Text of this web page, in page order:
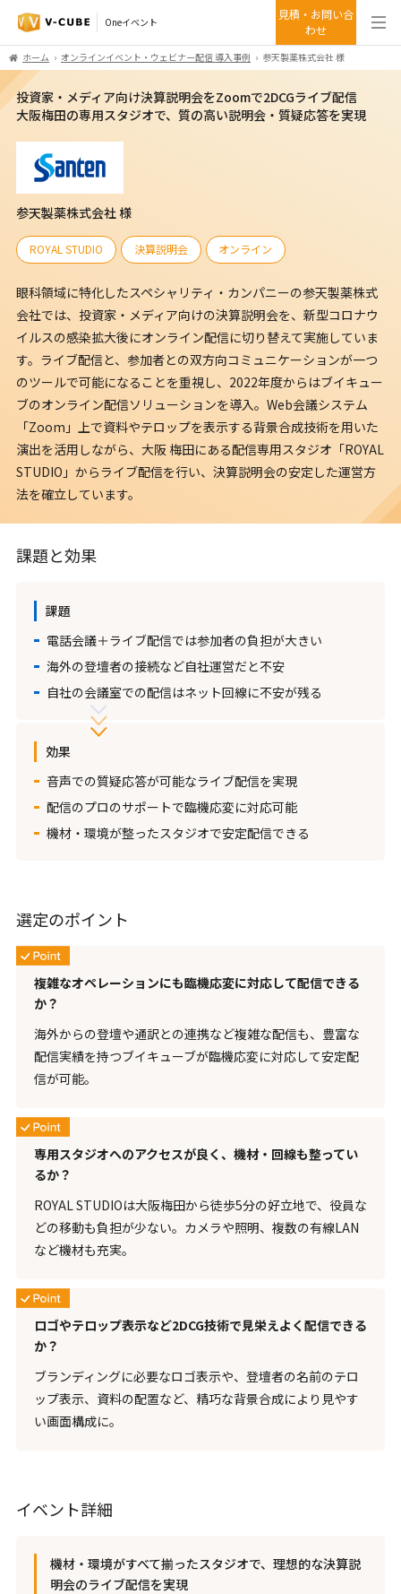
Oneイベント
見積・お問い合
わせ
ホーム オンラインイベント・ウェビナー配信 導入事例 参天製薬株式会社 様
投資家・メディア向け決算説明会をZoomで2DCGライブ配信
大阪梅田の専用スタジオで、質の高い説明会・質疑応答を実現
参天製薬株式会社 様
ROYAL STUDIO 決算説明会 オンライン
眼科領域に特化したスペシャリティ・カンパニーの参天製薬株式
会社では、投資家・メディア向けの決算説明会を、新型コロナウ
イルスの感染拡大後にオンライン配信に切り替えて実施していま
す。ライブ配信と、参加者との双方向コミュニケーションが一つ
のツールで可能になることを重視し、2022年度からはブイキュー
ブのオンライン配信ソリューションを導入。Web会議システム
「Zoom」上で資料やテロップを表示する背景合成技術を用いた
演出を活用しながら、大阪 梅田にある配信専用スタジオ「ROYAL
STUDIO」からライブ配信を行い、決算説明会の安定した運営方
法を確立しています。
課題と効果
課題
電話会議＋ライブ配信では参加者の負担が大きい
海外の登壇者の接続など自社運営だと不安
自社の会議室での配信はネット回線に不安が残る
効果
音声での質疑応答が可能なライブ配信を実現
配信のプロのサポートで臨機応変に対応可能
機材・環境が整ったスタジオで安定配信できる
選定のポイント
複雑なオペレーションにも臨機応変に対応して配信できる
か？
海外からの登壇や通訳との連携など複雑な配信も、豊富な
配信実績を持つブイキューブが臨機応変に対応して安定配
信が可能。
専用スタジオへのアクセスが良く、機材・回線も整ってい
るか？
ROYAL STUDIOは大阪梅田から徒歩5分の好立地で、役員な
どの移動も負担が少ない。カメラや照明、複数の有線LAN
など機材も充実。
ロゴやテロップ表示など2DCG技術で見栄えよく配信できる
か？
ブランディングに必要なロゴ表示や、登壇者の名前のテロ
ップ表示、資料の配置など、精巧な背景合成により見やす
い画面構成に。
イベント詳細
機材・環境がすべて揃ったスタジオで、理想的な決算説
明会のライブ配信を実現